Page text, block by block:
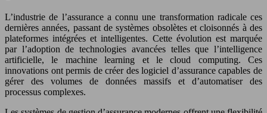
L’industrie de l’assurance a connu une transformation radicale ces
dernières années, passant de systèmes obsolètes et cloisonnés à des
plateformes intégrées et intelligentes. Cette évolution est marquée
par l’adoption de technologies avancées telles que l’intelligence
artificielle, le machine learning et le cloud computing. Ces
innovations ont permis de créer des logiciel d’assurance capables de
gérer des volumes de données massifs et d’automatiser des
processus complexes.